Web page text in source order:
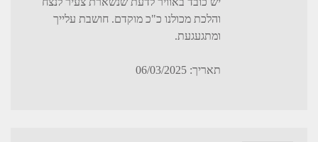
והלכת מכולנו כ"כ מוקדם. חושבת עלייך
ומתגעגעת.
תאריך: 06/03/2025